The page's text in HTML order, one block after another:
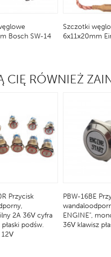
Bosch SW-14
Szczotki
6x11x20mm
CIĘ RÓWNIEŻ
Przycisk
2A 36V cyfra
podśw.
PBW-16BE
ENGINE",
36V klawisz